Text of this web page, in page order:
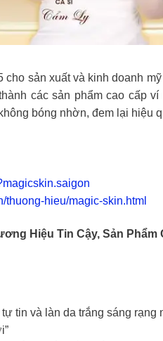
sản xuất và kinh doanh
các sản phẩm cao cấp
bóng nhờn, đem lại hiệu
thuong-hieu/magic-skin.html
Hiệu Tin Cậy, Sản
tin và làn da trắng sáng rạng